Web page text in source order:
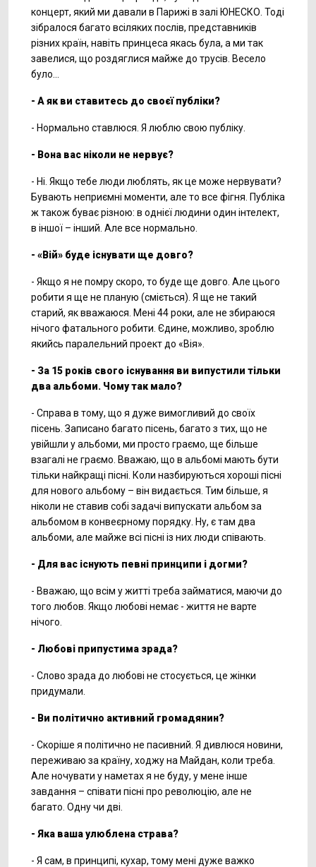
концерт, який ми давали в Парижі в залі ЮНЕСКО. Тоді
зібралося багато всіляких послів, представників
різних країн, навіть принцеса якась була, а ми так
завелися, що роздяглися майже до трусів. Весело
було...
- А як ви ставитесь до своєї публіки?
- Нормально ставлюся. Я люблю свою публіку.
- Вона вас ніколи не нервує?
- Ні. Якщо тебе люди люблять, як це може нервувати?
Бувають неприємні моменти, але то все фігня. Публіка
ж також буває різною: в однієї людини один інтелект,
в іншої – інший. Але все нормально.
- «Вій» буде існувати ще довго?
- Якщо я не помру скоро, то буде ще довго. Але цього
робити я ще не планую (сміється). Я ще не такий
старий, як вважаюся. Мені 44 роки, але не збираюся
нічого фатального робити. Єдине, можливо, зроблю
якийсь паралельний проект до «Вія».
- За 15 років свого існування ви випустили тільки
два альбоми. Чому так мало?
- Справа в тому, що я дуже вимогливий до своїх
пісень. Записано багато пісень, багато з тих, що не
увійшли у альбоми, ми просто граємо, ще більше
взагалі не граємо. Вважаю, що в альбомі мають бути
тільки найкращі пісні. Коли назбируються хороші пісні
для нового альбому – він видається. Тим більше, я
ніколи не ставив собі задачі випускати альбом за
альбомом в конвеєрному порядку. Ну, є там два
альбоми, але майже всі пісні із них люди співають.
- Для вас існують певні принципи і догми?
- Вважаю, що всім у житті треба займатися, маючи до
того любов. Якщо любові немає - життя не варте
нічого.
- Любові припустима зрада?
- Слово зрада до любові не стосується, це жінки
придумали.
- Ви політично активний громадянин?
- Скоріше я політично не пасивний. Я дивлюся новини,
переживаю за країну, ходжу на Майдан, коли треба.
Але ночувати у наметах я не буду, у мене інше
завдання – співати пісні про революцію, але не
багато. Одну чи дві.
- Яка ваша улюблена страва?
- Я сам, в принципі, кухар, тому мені дуже важко